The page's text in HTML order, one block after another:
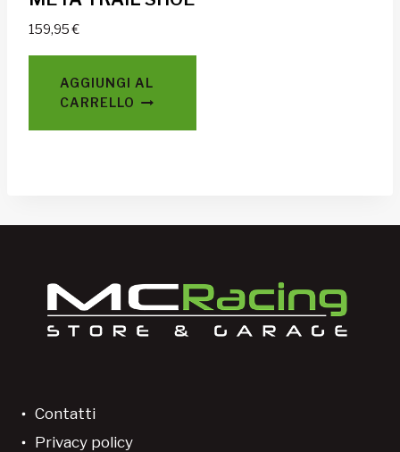
159,95€
AGGIUNGI AL
CARRELLO
Contatti
Privacy policy